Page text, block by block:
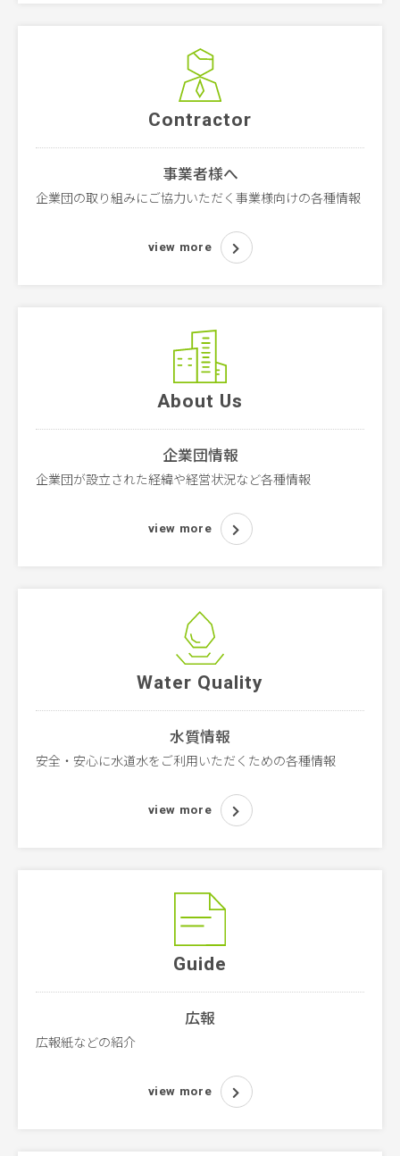
Contractor
事業者様へ
企業団の取り組みにご協力いただく事業様向けの各種情報
view more
About Us
企業団情報
企業団が設立された経緯や経営状況など各種情報
view more
Water Quality
水質情報
安全・安心に水道水をご利用いただくための各種情報
view more
Guide
広報
広報紙などの紹介
view more